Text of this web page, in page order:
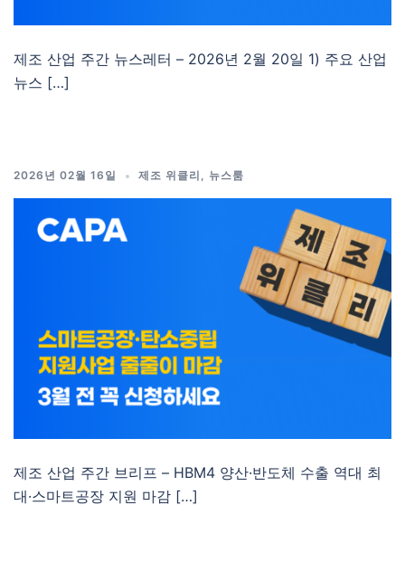
제조 산업 주간 뉴스레터 – 2026년 2월 20일 1) 주요 산업
뉴스 […]
2026년 02월 16일 제조 위클리 , 뉴스룸
제조 산업 주간 브리프 – HBM4 양산·반도체 수출 역대 최
대·스마트공장 지원 마감 […]